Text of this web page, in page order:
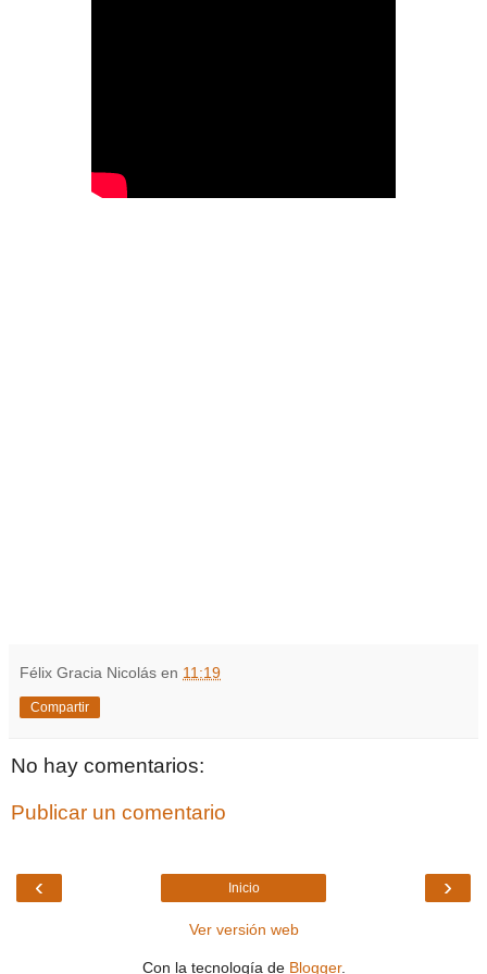
Félix Gracia Nicolás en 11:19
Compartir
No hay comentarios:
Publicar un comentario
‹ ›
Inicio
Ver versión web
Con la tecnología de Blogger.